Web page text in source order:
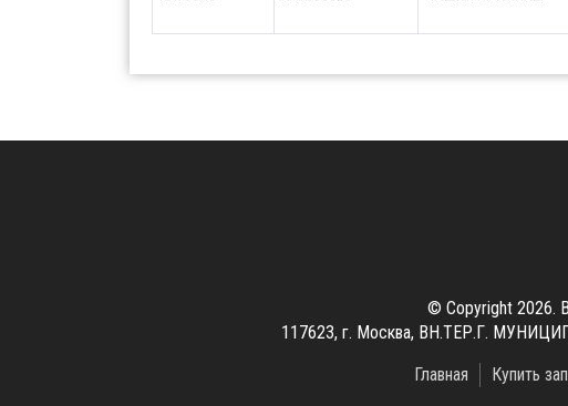
© Copyright 2026.
117623, г. Москва, ВН.ТЕР.Г.
Главная
Купить